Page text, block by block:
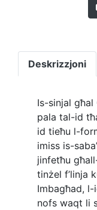
Deskrizzjoni
Is-sinjal għal
pala tal-id
id tieħu l-
imiss is-
jinfetħu
tinżel f’linja
Imbagħad,
nofs waqt li